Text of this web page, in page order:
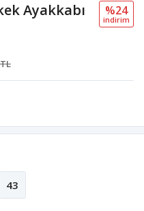
Ayakkabı
%24
i̇ndi̇ri̇m
43